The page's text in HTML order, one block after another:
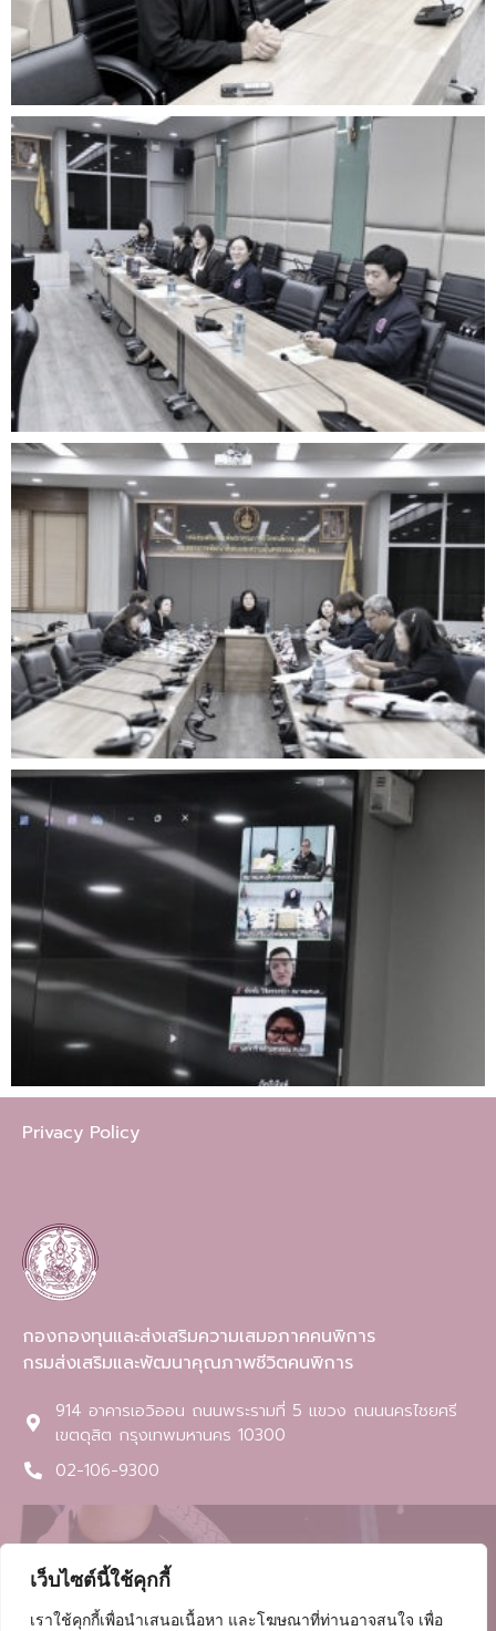
เว็บไซต์นี้ใช้คุกกี้
เราใช้คุกกี้เพื่อนำเสนอเนื้อหา และโฆษณาที่ท่านอาจสนใจ เพื่อ
Privacy Policy
กองกองทุนและส่งเสริมความเสมอภาคคนพิการ
กรมส่งเสริมและพัฒนาคุณภาพชีวิตคนพิการ
914 อาคารเอวิออน ถนนพระรามที่ 5 แขวง ถนนนครไชยศรี
เขตดุสิต กรุงเทพมหานคร 10300​
02-106-9300